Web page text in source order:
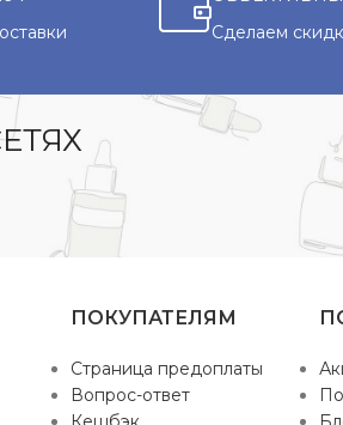
Сделаем
ПОКУПАТЕЛЯМ
Страница предоплаты
Вопрос-ответ